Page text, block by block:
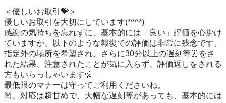
＜優しいお取引💝＞
優しいお取引を大切にしています(*^^*)
感謝の気持ちを忘れずに、基本的には「良い」評価を心掛け
ていますが、以下のような報復での評価は非常に残念です。
指定外の場所を希望され、さらに30分以上の遅刻等⏰️をさ
れた結果、注意されたことが気に入らず、評価返しをされる
方もいらっしゃいます💦
最低限のマナーは守ってご利用くださいね。
尚、対応は超甘めで、大幅な遅刻等があっても、基本的には